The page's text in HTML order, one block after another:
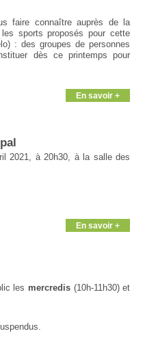
faire connaître auprès de la
sports proposés pour cette
: des groupes de personnes
dès ce printemps pour
En savoir +
2021, à 20h30, à la salle des
En savoir +
les mercredis (10h-11h30) et